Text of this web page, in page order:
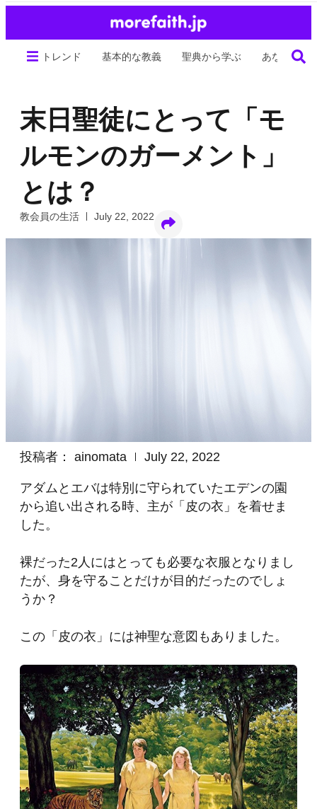
トレンド 基本的な教義 聖典から学ぶ あなたの生
末日聖徒にとって「モ
ルモンのガーメント」
とは？
教会員の生活 July 22, 2022
投稿者： ainomata July 22, 2022
アダムとエバは特別に守られていたエデンの園
から追い出される時、主が「皮の衣」を着せま
した。
裸だった2人にはとっても必要な衣服となりまし
たが、身を守ることだけが目的だったのでしょ
うか？
この「皮の衣」には神聖な意図もありました。